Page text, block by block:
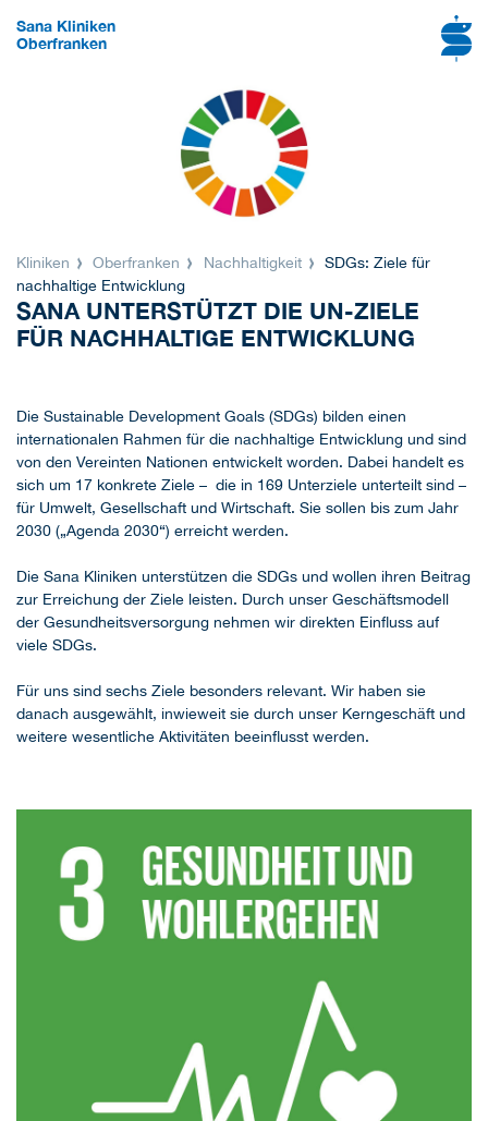
Sana Kliniken
Oberfranken
Kliniken Oberfranken Nachhaltigkeit
SDGs: Ziele für
nachhaltige Entwicklung
SANA UNTERSTÜTZT DIE UN-ZIELE
FÜR NACHHALTIGE ENTWICKLUNG
Die Sustainable Development Goals (SDGs) bilden einen
internationalen Rahmen für die nachhaltige Entwicklung und sind
von den Vereinten Nationen entwickelt worden. Dabei handelt es
sich um 17 konkrete Ziele – die in 169 Unterziele unterteilt sind –
für Umwelt, Gesellschaft und Wirtschaft. Sie sollen bis zum Jahr
2030 („Agenda 2030“) erreicht werden.
Die Sana Kliniken unterstützen die SDGs und wollen ihren Beitrag
zur Erreichung der Ziele leisten. Durch unser Geschäftsmodell
der Gesundheitsversorgung nehmen wir direkten Einfluss auf
viele SDGs.
Für uns sind sechs Ziele besonders relevant. Wir haben sie
danach ausgewählt, inwieweit sie durch unser Kerngeschäft und
weitere wesentliche Aktivitäten beeinflusst werden.